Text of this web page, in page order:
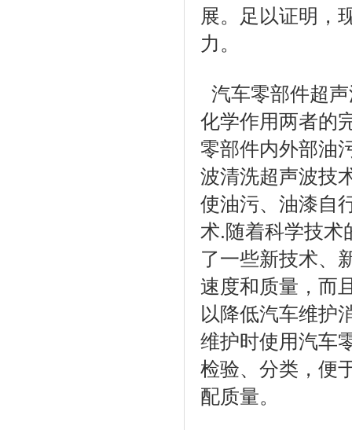
展。足以证明，
力。
汽车零部件超
化学作用两者的
零部件内外部油
波清洗超声波技
使油污、油漆自
术.随着科学技术
了一些新技术、
速度和质量，而
以降低汽车维护
维护时使用汽车
检验、分类，便
配质量。